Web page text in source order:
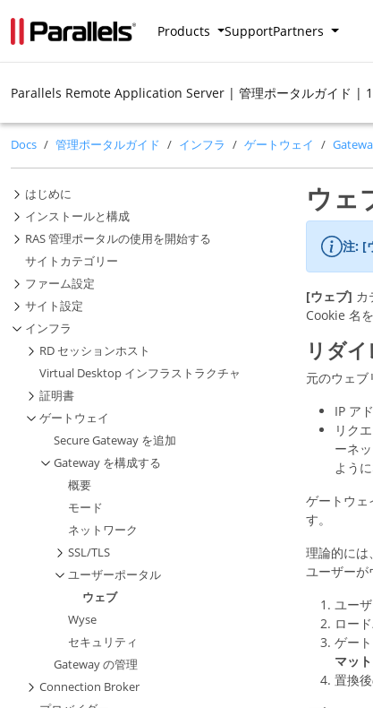
Products SupportPartners
Parallels Remote Application Server | 管理ポータルガイド |
Docs 管理ポータルガイド インフラ ゲートウェイ
はじめに
インストールと構成
RAS 管理ポータルの使用を開始する
サイトカテゴリー
ファーム設定
サイト設定
インフラ
RD セッションホスト
Virtual Desktop インフラストラクチャ
証明書
ゲートウェイ
Secure Gateway を追加
Gateway を構成する
概要
モード
ネットワーク
SSL/TLS
ユーザーポータル
ウェブ
Wyse
セキュリティ
Gateway の管理
Connection Broker
ウェ
注: [
[ウェブ] カ
Cookie 名
リダ
元のウェブ
IP ア
リク
ーネ
よう
ゲートウェ
す。
理論的には
ユーザーが
ユー
ロー
ゲー
マット
置換